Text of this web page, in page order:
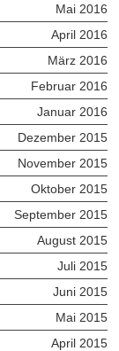
Mai 2016
April 2016
März 2016
Februar 2016
Januar 2016
Dezember 2015
November 2015
Oktober 2015
September 2015
August 2015
Juli 2015
Juni 2015
Mai 2015
April 2015